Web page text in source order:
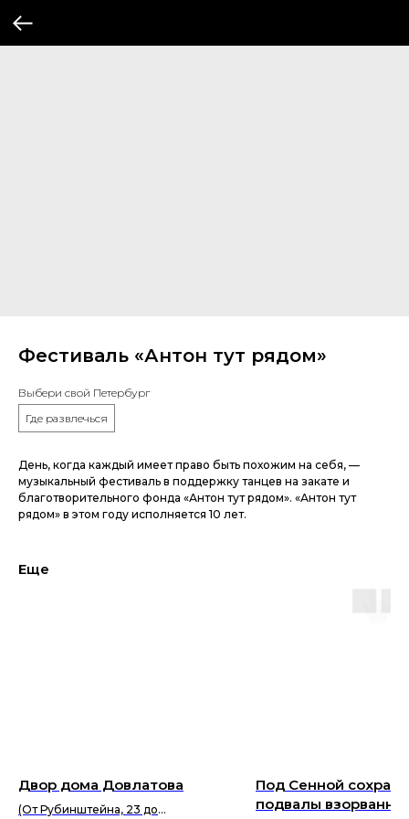
Фестиваль «Антон тут рядом»
Выбери свой Петербург
Где развлечься
День, когда каждый имеет право быть похожим на себя, —
музыкальный фестиваль в поддержку танцев на закате и
благотворительного фонда «Антон тут рядом». «Антон тут
рядом» в этом году исполняется 10 лет.
Еще
Двор дома Довлатова
(От Рубинштейна, 23 до
Под Сенной
подвалы